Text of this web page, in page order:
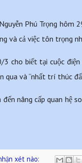
Phú Trọng hôm
và cả việc tôn trọng
cho biết tại cuộc
và “nhất trí thúc
nâng cấp quan hệ
xét nào: